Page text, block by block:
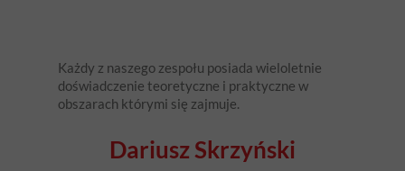
Dariusz Skrzyński
Każdy z naszego zespołu posiada wieloletnie
doświadczenie teoretyczne i praktyczne w
obszarach którymi się zajmuje.